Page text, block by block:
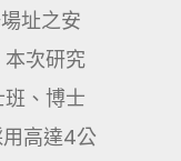
址之安
次研究
、博士
高達4公